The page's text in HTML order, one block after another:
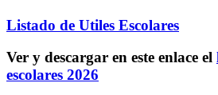
Listado de Utiles Escolares
Ver y descargar en este enlace el
escolares 2026